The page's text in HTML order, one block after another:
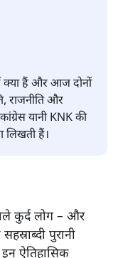
क्या हैं और आज दोनों
राजनीति और
यानी KNK की
लिखती हैं।
कुर्द लोग – और
पुरानी
इन ऐतिहासिक